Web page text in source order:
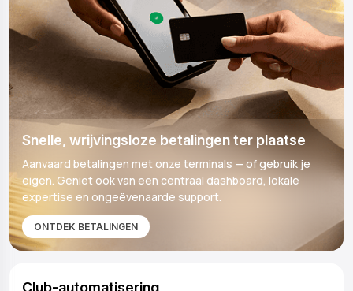
Snelle, wrijvingsloze betalingen ter plaatse
Aanvaard betalingen met onze terminals — of gebruik je
eigen. Geniet ook van een centraal dashboard, lokale
expertise en ongeëvenaarde support.
ONTDEK BETALINGEN
Club-automatisering